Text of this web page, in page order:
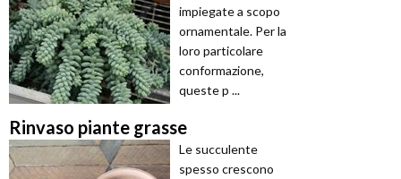
impiegate a scopo
ornamentale. Per la
loro particolare
conformazione,
queste p ...
Rinvaso piante grasse
Le succulente
spesso crescono